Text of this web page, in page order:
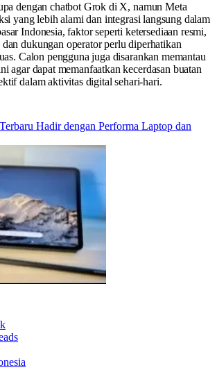
dengan chatbot Grok di X, namun Meta
yang lebih alami dan integrasi langsung dalam
Indonesia, faktor seperti ketersediaan resmi,
dan dukungan operator perlu diperhatikan
Calon pengguna juga disarankan memantau
agar dapat memanfaatkan kecerdasan buatan
dalam aktivitas digital sehari-hari.
Hadir dengan Performa Laptop dan